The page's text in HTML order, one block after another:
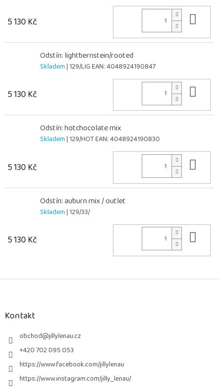
5 130 Kč
Odstín: lightbernstein/rooted
Skladem| 129/LIGEAN:4048924190847
5 130 Kč
Odstín: hotchocolate mix
Skladem| 129/HOTEAN:4048924190830
5 130 Kč
Odstín: auburn mix / outlet
Skladem| 129/33/
5 130 Kč
Z
Kontakt
obchod@jillylenau.cz
+420 702 095 053
https://www.facebook.com/jillylenau
https://www.instagram.com/jilly_lenau/